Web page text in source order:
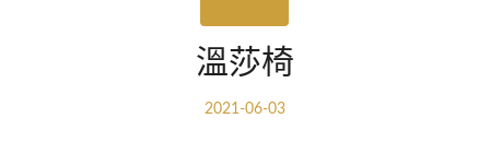
溫莎椅
2021-06-03